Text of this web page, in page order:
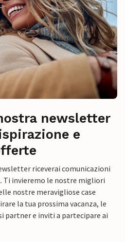
newsletter
e
riceverai comunicazioni
Ti invieremo le nostre migliori
nostre meravigliose case
la tua prossima vacanza, le
partner e inviti a partecipare ai